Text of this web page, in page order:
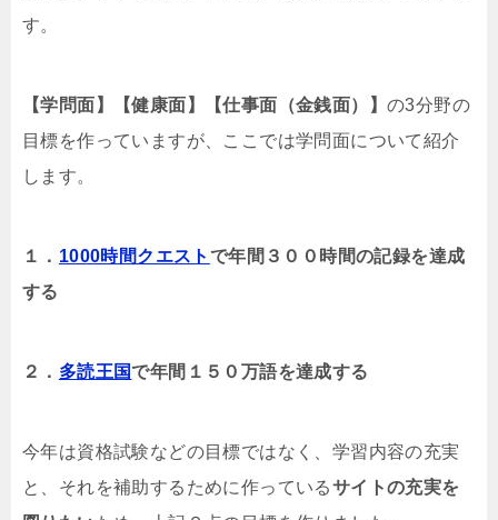
す。
【学問面】【健康面】【仕事面（金銭面）】 の3分野の
目標を作っていますが、ここでは学問面について紹介
します。
１． 1000時間クエスト で年間３００時間の記録を達成
する
２． 多読王国で年間１５０万語を達成する
今年は資格試験などの目標ではなく、学習内容の充実
と、それを補助するために作っているサイトの充実を